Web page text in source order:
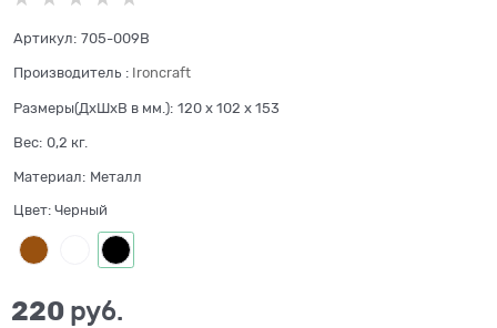
Артикул: 705-009B
Производитель : Ironcraft
Размеры(ДхШхВ в мм.): 120 x 102 x 153
Вес: 0,2 кг.
Материал: Металл
Цвет: Черный
220 руб.